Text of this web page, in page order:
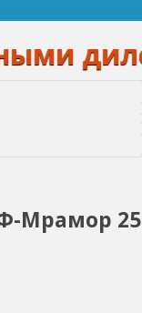
Мрамор 25